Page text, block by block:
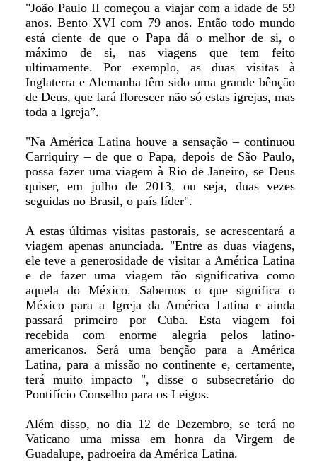
"João Paulo II começou a viajar com a idade de 59
anos. Bento XVI com 79 anos. Então todo mundo
está ciente de que o Papa dá o melhor de si, o
máximo de si, nas viagens que tem feito
ultimamente. Por exemplo, as duas visitas à
Inglaterra e Alemanha têm sido uma grande bênção
de Deus, que fará florescer não só estas igrejas, mas
toda a Igreja”.
"Na América Latina houve a sensação – continuou
Carriquiry – de que o Papa, depois de São Paulo,
possa fazer uma viagem à Rio de Janeiro, se Deus
quiser, em julho de 2013, ou seja, duas vezes
seguidas no Brasil, o país líder".
A estas últimas visitas pastorais, se acrescentará a
viagem apenas anunciada. "Entre as duas viagens,
ele teve a generosidade de visitar a América Latina
e de fazer uma viagem tão significativa como
aquela do México. Sabemos o que significa o
México para a Igreja da América Latina e ainda
passará primeiro por Cuba. Esta viagem foi
recebida com enorme alegria pelos latino-
americanos. Será uma benção para a América
Latina, para a missão no continente e, certamente,
terá muito impacto ", disse o subsecretário do
Pontifício Conselho para os Leigos.
Além disso, no dia 12 de Dezembro, se terá no
Vaticano uma missa em honra da Virgem de
Guadalupe, padroeira da América Latina.